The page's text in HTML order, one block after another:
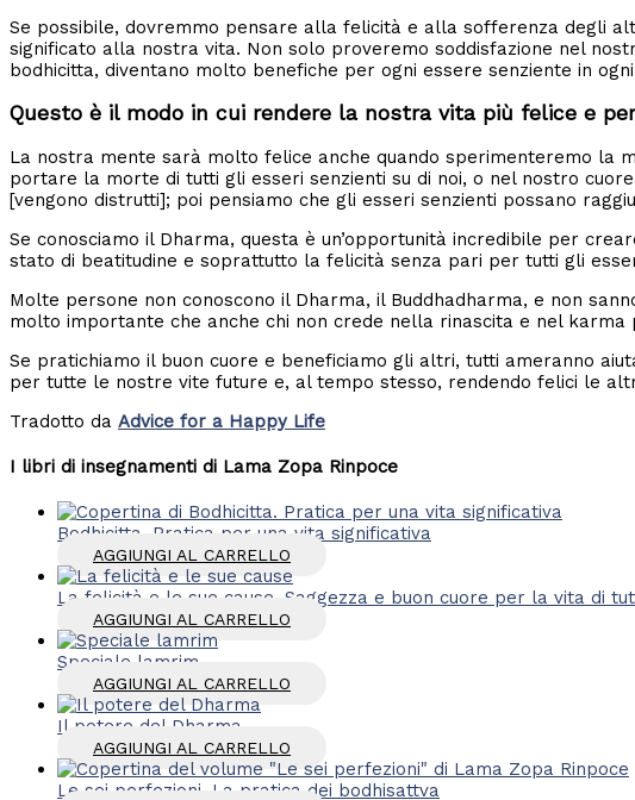
Se possibile, dovremmo pensare alla felicità e alla sofferenza degli
significato alla nostra vita. Non solo proveremo soddisfazione nel
bodhicitta, diventano molto benefiche per ogni essere senziente in
Questo è il modo in cui rendere la nostra vita più felice e
La nostra mente sarà molto felice anche quando sperimenteremo la
portare la morte di tutti gli esseri senzienti su di noi, o nel nostro
[vengono distrutti]; poi pensiamo che gli esseri senzienti possano
Se conosciamo il Dharma, questa è un’opportunità incredibile per
stato di beatitudine e soprattutto la felicità senza pari per tutti gli
Molte persone non conoscono il Dharma, il Buddhadharma, e non
molto importante che anche chi non crede nella rinascita e nel
Se pratichiamo il buon cuore e beneficiamo gli altri, tutti ameranno
per tutte le nostre vite future e, al tempo stesso, rendendo felici le
Tradotto da Advice for a Happy Life
I libri di insegnamenti di Lama Zopa Rinpoce
Bodhicitta. Pratica per una vita significativa
AGGIUNGI AL CARRELLO
La felicità e le sue cause. Saggezza e buon cuore per la vita di
AGGIUNGI AL CARRELLO
Speciale lamrim
AGGIUNGI AL CARRELLO
Il potere del Dharma
AGGIUNGI AL CARRELLO
Le sei perfezioni. La pratica dei bodhisattva